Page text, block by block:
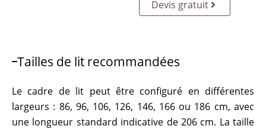
Devis gratuit
Tailles de lit recommandées
Le cadre de lit peut être configuré en différentes
largeurs : 86, 96, 106, 126, 146, 166 ou 186 cm, avec
une longueur standard indicative de 206 cm. La taille